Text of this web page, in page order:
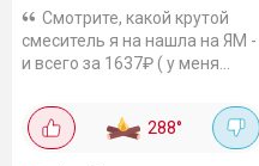
Смотрите, какой крутой
смеситель я на нашла на ЯМ -
и всего за 1637₽ ( у меня
Обычно такие от 2500-3000.
Выдвижной излив - мыть
посуду удобно,...
288°